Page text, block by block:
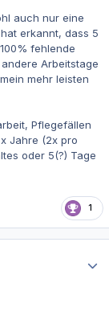
auch nur eine
erkannt, dass 5
fehlende
Arbeitstage
mehr leisten
Pflegefällen
Jahre (2x pro
oder 5(?) Tage
1